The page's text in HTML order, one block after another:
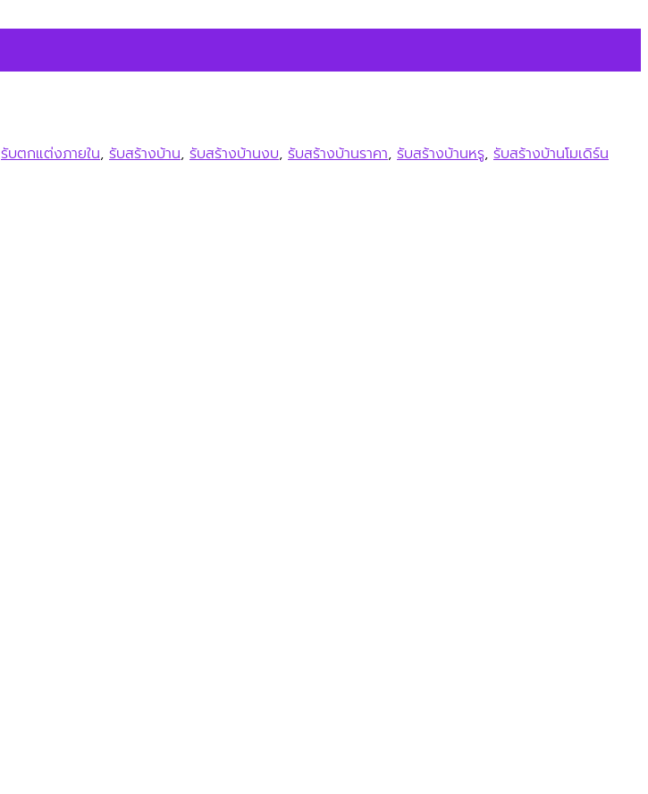
รับตกแต่งภายใน, รับสร้างบ้าน, รับสร้างบ้านงบ, รับสร้างบ้านราคา, รับสร้างบ้านหรู, รับสร้างบ้านโมเดิร์น